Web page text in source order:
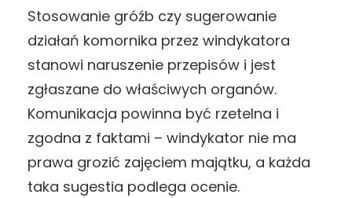
Stosowanie gróźb czy sugerowanie
działań komornika przez windykatora
stanowi naruszenie przepisów i jest
zgłaszane do właściwych organów.
Komunikacja powinna być rzetelna i
zgodna z faktami – windykator nie ma
prawa grozić zajęciem majątku, a każda
taka sugestia podlega ocenie.